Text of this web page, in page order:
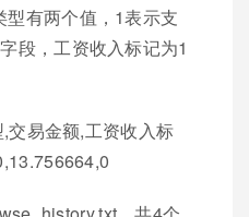
有两个值，1表示支
段，工资收入标记为1
交易金额,工资收入标